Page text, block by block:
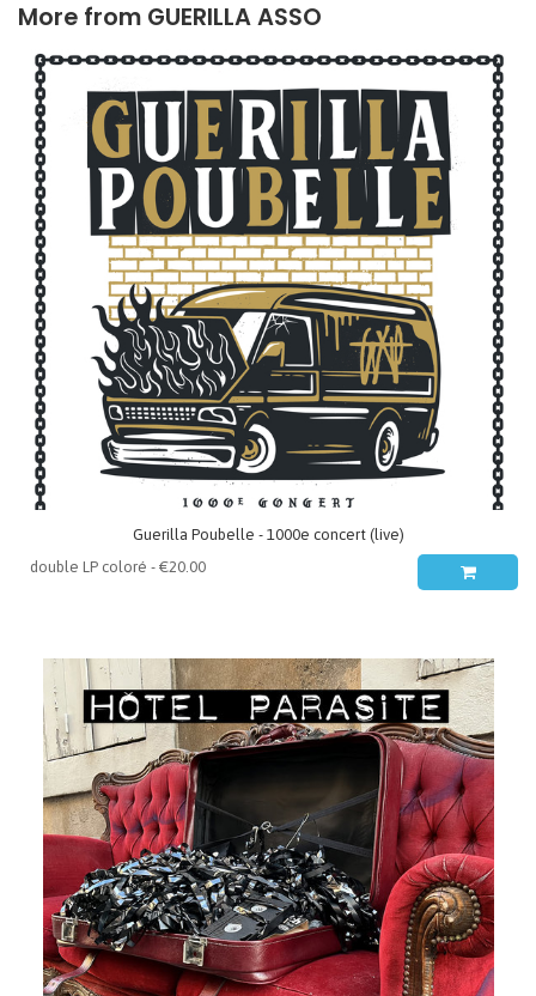
More from GUERILLA ASSO
Guerilla Poubelle - 1000e concert (live)